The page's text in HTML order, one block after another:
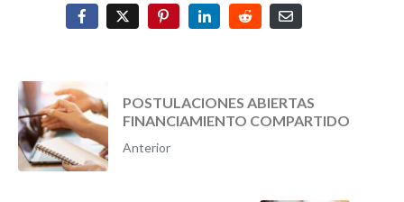
POSTULACIONES ABIERTAS
FINANCIAMIENTO COMPARTIDO
Anterior